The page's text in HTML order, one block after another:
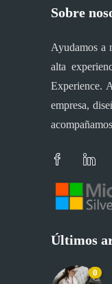
Sobre
Ayudamos a
alta
Experience.
empresa,
Últimos
0